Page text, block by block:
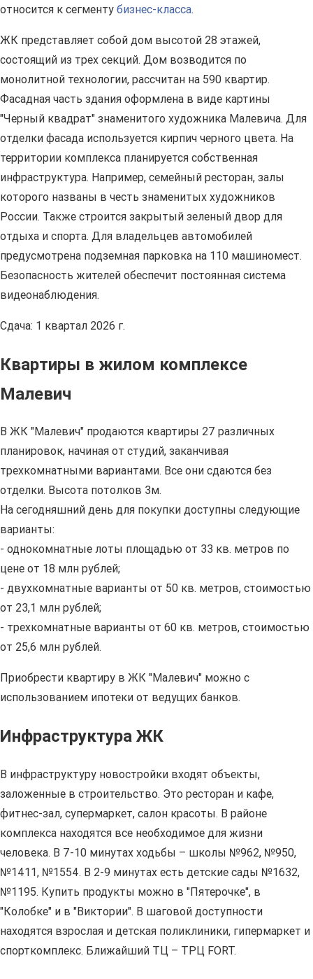
относится к сегменту бизнес-класса.
ЖК представляет собой дом высотой 28 этажей,
состоящий из трех секций. Дом возводится по
монолитной технологии, рассчитан на 590 квартир.
Фасадная часть здания оформлена в виде картины
"Черный квадрат" знаменитого художника Малевича. Для
отделки фасада используется кирпич черного цвета. На
территории комплекса планируется собственная
инфраструктура. Например, семейный ресторан, залы
которого названы в честь знаменитых художников
России. Также строится закрытый зеленый двор для
отдыха и спорта. Для владельцев автомобилей
предусмотрена подземная парковка на 110 машиномест.
Безопасность жителей обеспечит постоянная система
видеонаблюдения.
Сдача: 1 квартал 2026 г.
Квартиры в жилом комплексе
Малевич
В ЖК "Малевич" продаются квартиры 27 различных
планировок, начиная от студий, заканчивая
трехкомнатными вариантами. Все они сдаются без
отделки. Высота потолков 3м.
На сегодняшний день для покупки доступны следующие
варианты:
- однокомнатные лоты площадью от 33 кв. метров по
цене от 18 млн рублей;
- двухкомнатные варианты от 50 кв. метров, стоимостью
от 23,1 млн рублей;
- трехкомнатные варианты от 60 кв. метров, стоимостью
от 25,6 млн рублей.
Приобрести квартиру в ЖК "Малевич" можно с
использованием ипотеки от ведущих банков.
Инфраструктура ЖК
В инфраструктуру новостройки входят объекты,
заложенные в строительство. Это ресторан и кафе,
фитнес-зал, супермаркет, салон красоты. В районе
комплекса находятся все необходимое для жизни
человека. В 7-10 минутах ходьбы – школы №962, №950,
№1411, №1554. В 2-9 минутах есть детские сады №1632,
№1195. Купить продукты можно в "Пятерочке", в
"Колобке" и в "Виктории". В шаговой доступности
находятся взрослая и детская поликлиники, гипермаркет и
спорткомплекс. Ближайший ТЦ – ТРЦ FORT.